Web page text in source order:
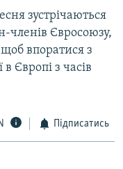
зустрічаються
членів Євросоюзу,
впоратися з
Європі з часів
Підписатись